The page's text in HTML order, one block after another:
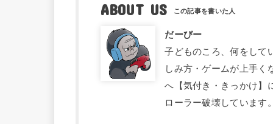
ABOUT US
だーびー
子どものころ、何をして
しみ方・ゲームが上手く
へ【気付き・きっかけ】
ローラー破壊しています